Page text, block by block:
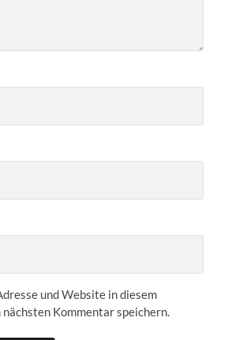
und Website in diesem
Kommentar speichern.